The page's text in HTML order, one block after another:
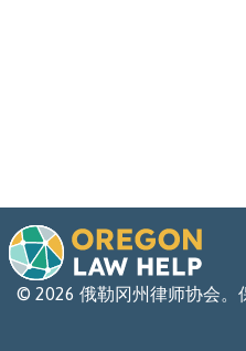
© 2026 俄勒冈州律师协会。